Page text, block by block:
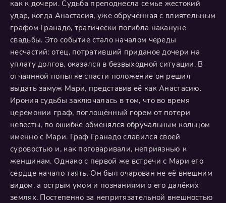
как к дочери. Судьба преподнесла семье жестокий
удар, когда Анастасия, уже обручённая с влиятельным
графом Гранадо, трагически погибла накануне
свадьбы. Это событие стало началом череды
несчастий: отец, потративший приданое дочери на
уплату долгов, оказался в безвыходной ситуации. В
отчаянной попытке спасти положение он решил
выдать замуж Мари, представив её как Анастасию.
Ирония судьбы заключалась в том, что во время
церемонии граф, поглощённый горем от потери
невесты, по ошибке обменялся обручальным кольцом
именно с Мари. Граф Гранадо славился своей
суровостью и, как поговаривали, неприязнью к
женщинам. Однако с первой же встречи с Мари его
сердце начало таять. Он был очарован не её внешним
видом, а острым умом и познаниями о его далёких
землях. Постепенно за непритязательной внешностью